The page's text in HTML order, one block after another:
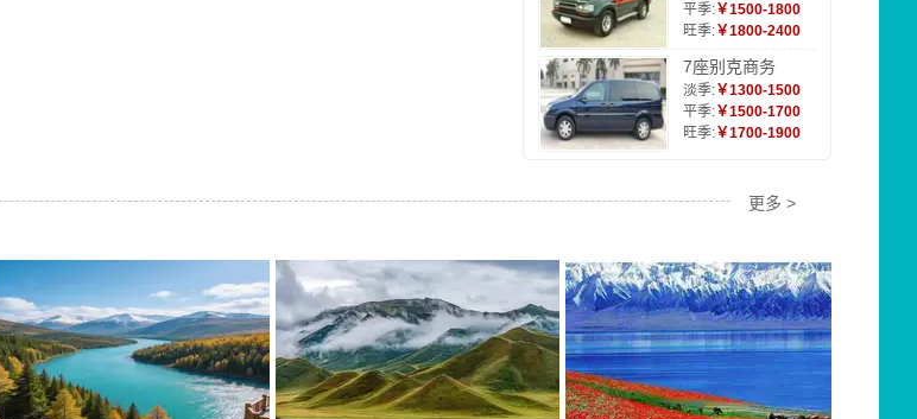
平季:￥1500-1800
旺季:￥1800-2400
7座别克商务
淡季:￥1300-1500
平季:￥1500-1700
旺季:￥1700-1900
更多 >